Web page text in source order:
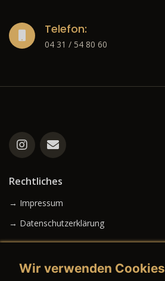
Telefon:
04 31 / 54 80 60
Rechtliches
→ Impressum
→ Datenschutzerklärung
Wir verwenden Cookies